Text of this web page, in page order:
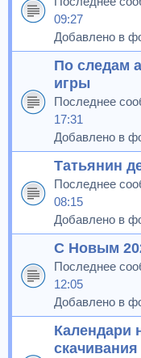
09:27
Добавлено в
По следам
игры
Последнее
17:31
Добавлено в
Татьянин
Последнее
08:15
Добавлено в
С Новым
Последнее
12:05
Добавлено в
Календари
скачивания